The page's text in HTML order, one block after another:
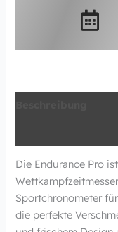
Die Endurance Pro
Sportchronometer
die perfekte